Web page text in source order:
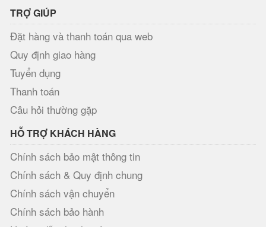
TRỢ GIÚP
Đặt hàng và thanh toán qua web
Quy định giao hàng
Tuyển dụng
Thanh toán
Câu hỏi thường gặp
HỖ TRỢ KHÁCH HÀNG
Chính sách bảo mật thông tin
Chính sách & Quy định chung
Chính sách vận chuyển
Chính sách bảo hành